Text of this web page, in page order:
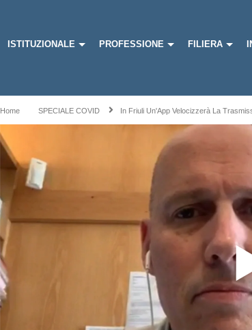
ISTITUZIONALE PROFESSIONE FILIERA
Home SPECIALE COVID In Friuli Un'App Velocizzerà La